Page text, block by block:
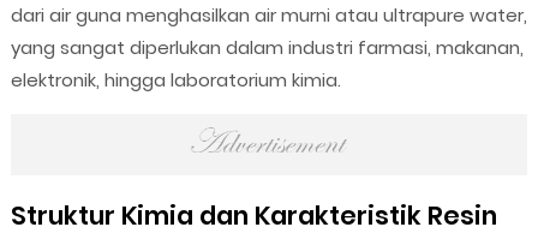
dari air guna menghasilkan air murni atau ultrapure water,
yang sangat diperlukan dalam industri farmasi, makanan,
elektronik, hingga laboratorium kimia.
Struktur Kimia dan Karakteristik Resin